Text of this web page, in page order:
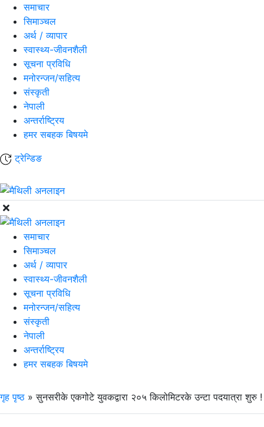
समाचार
सिमाञ्चल
अर्थ / व्यापार
स्वास्थ्य-जीवनशैली
सूचना प्रविधि
मनोरन्जन/सहित्य
संस्कृती
नेपाली
अन्तर्राष्ट्रिय
हमर सबहक बिषयमे
ट्रेन्डिङ
समाचार
सिमाञ्चल
अर्थ / व्यापार
स्वास्थ्य-जीवनशैली
सूचना प्रविधि
मनोरन्जन/सहित्य
संस्कृती
नेपाली
अन्तर्राष्ट्रिय
हमर सबहक बिषयमे
गृह पृष्ठ »सुनसरीके एकगोटे युवकद्वारा २०५ किलोमिटरके उन्टा पदयात्रा शुरु !